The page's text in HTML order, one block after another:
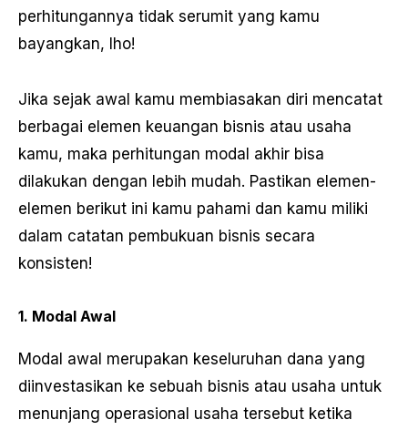
perhitungannya tidak serumit yang kamu
bayangkan, lho!
Jika sejak awal kamu membiasakan diri mencatat
berbagai elemen keuangan bisnis atau usaha
kamu, maka perhitungan modal akhir bisa
dilakukan dengan lebih mudah. Pastikan elemen-
elemen berikut ini kamu pahami dan kamu miliki
dalam catatan pembukuan bisnis secara
konsisten!
1. Modal Awal
Modal awal merupakan keseluruhan dana yang
diinvestasikan ke sebuah bisnis atau usaha untuk
menunjang operasional usaha tersebut ketika